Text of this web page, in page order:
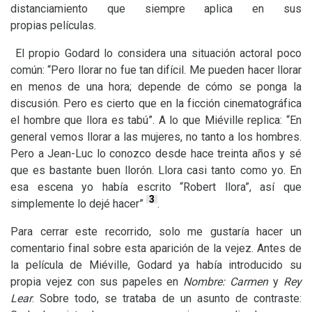
distanciamiento que siempre aplica en sus
propias películas.
El propio Godard lo considera una situación actoral poco
común: “Pero llorar no fue tan difícil. Me pueden hacer llorar
en menos de una hora; depende de cómo se ponga la
discusión. Pero es cierto que en la ficción cinematográfica
el hombre que llora es tabú”. A lo que Miéville replica: “En
general vemos llorar a las mujeres, no tanto a los hombres.
Pero a Jean-Luc lo conozco desde hace treinta años y sé
que es bastante buen llorón. Llora casi tanto como yo. En
esa escena yo había escrito “Robert llora”, así que
simplemente lo dejé hacer” 3 .
Para cerrar este recorrido, solo me gustaría hacer un
comentario final sobre esta aparición de la vejez. Antes de
la película de Miéville, Godard ya había introducido su
propia vejez con sus papeles en Nombre: Carmeny Rey
Lear. Sobre todo, se trataba de un asunto de contraste: